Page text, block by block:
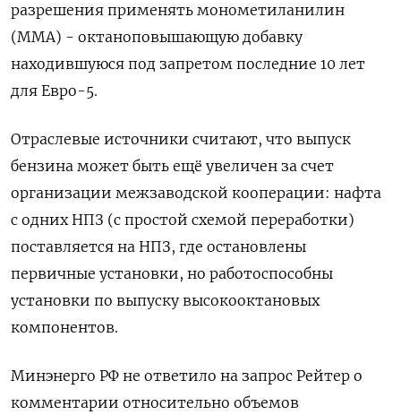
разрешения применять монометиланилин
(ММА) - октаноповышающую добавку
находившуюся под запретом последние 10 лет
для Евро-5.
Отраслевые источники считают, что ‌выпуск
бензина может быть ещё увеличен за счет
организации межзаводской кооперации: нафта
с одних НПЗ (с ‌простой схемой переработки)
поставляется на НПЗ, где остановлены
первичные установки, но работоспособны
установки по выпуску высокооктановых ​
компонентов.
Минэнерго РФ не ответило на запрос Рейтер о
комментарии относительно объемов